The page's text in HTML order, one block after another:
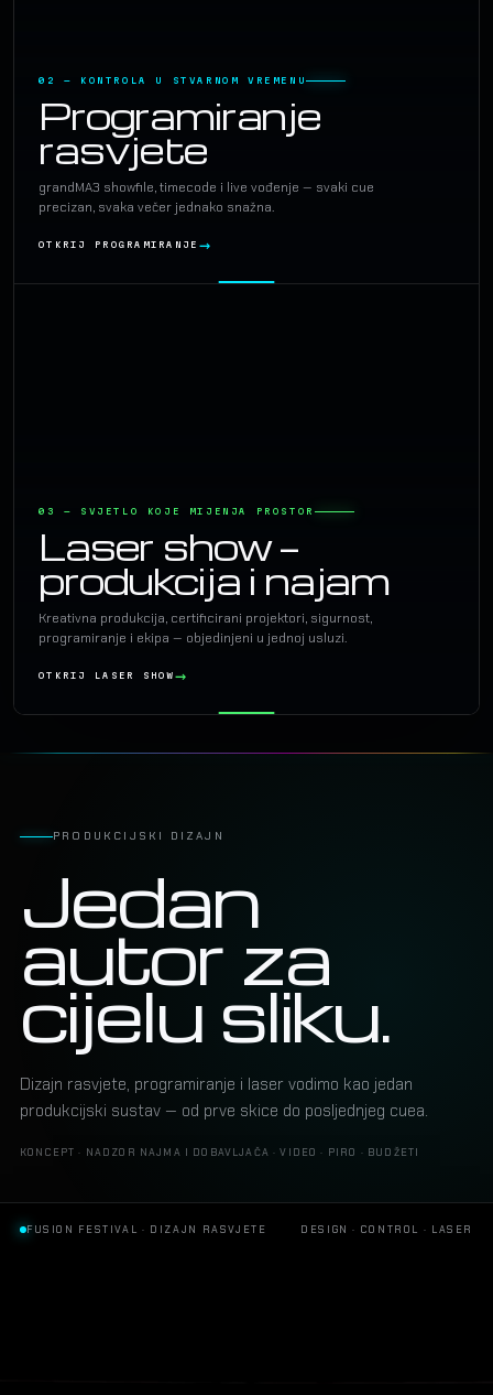
02 — KONTROLA U STVARNOM VREMENU
Programiranje
rasvjete
grandMA3 showfile, timecode i live vođenje — svaki cue
precizan, svaka večer jednako snažna.
OTKRIJ PROGRAMIRANJE
03 — SVJETLO KOJE MIJENJA PROSTOR
Laser show —
produkcija i najam
Kreativna produkcija, certificirani projektori, sigurnost,
programiranje i ekipa — objedinjeni u jednoj usluzi.
OTKRIJ LASER SHOW
PRODUKCIJSKI DIZAJN
Jedan
autor za
cijelu sliku.
Dizajn rasvjete, programiranje i laser vodimo kao jedan
produkcijski sustav — od prve skice do posljednjeg cuea.
KONCEPT · NADZOR NAJMA I DOBAVLJAČA · VIDEO · PIRO · BUDŽETI
FUSION FESTIVAL · DIZAJN RASVJETE DESIGN · CONTROL · LASER